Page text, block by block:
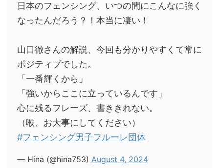
日本のフェンシング、いつの間にこんなに強く
なったんだろう？！本当に凄い！
山口徹さんの解説、今回も分かりやすくて常に
ポジティブでした。
「一番輝くから」
「強いからここに立っているんです」
心に残るフレーズ、書ききれない。
（喉、お大事にしてください）
#フェンシング男子フルーレ団体
— Hina (@hina753) August 4, 2024